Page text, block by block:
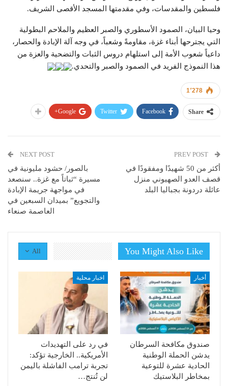
فلسطين والمقدسات، وفي مقدمتها المسجد الأقصى الشريف.
وحيا البيان، الصمود الأسطوري والصبر العظيم والملاحم البطولية
التي يجترحها أبناء غزة، مقاومةً وشعباً، في وجه آلة الإبادة والحصار،
داعياً شعوب الأمة إلى استلهام دروس الثبات والتضحية والعزة من
هذا النموذج الفريد في الصمود والصبر والتحدي.
1٬278
Share
Facebook
Twitter
Google+
أكثر من 50 شهيدًا ومفقودًا في
قصف العدو الصهيوني منزل
عائلة دردونة بجباليا البلد
NEXT POST
بالصور/ حشود مليونية في
مسيرة “ثباتاً مع غزة.. سنصعد
في مواجهة جريمة الإبادة
والتجويع” بميدان السبعين في
العاصمة صنعاء
All You Might Also Like
أخبار
صندوق مكافحة السرطان
يدشن الحملة الوطنية
الحادية عشرة للتوعية
بمخاطر البلاستيك
اخبار محلية
في رد على التهديدات
الأمريكية.. الخارجية تؤكد:
تجربة ترامب الفاشلة باليمن
لن تُنتج…